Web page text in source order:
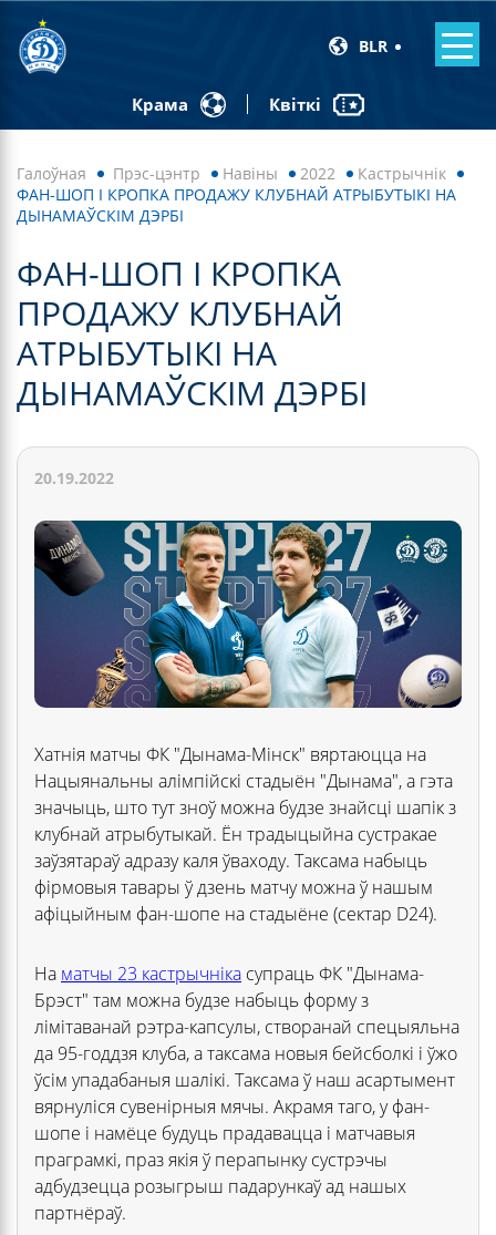
BLR
Крама Квіткі
Галоўная Прэс-цэнтр Навiны 2022
Кастрычнік
ФАН-ШОП І КРОПКА ПРОДАЖУ КЛУБНАЙ АТРЫБУТЫКІ НА
ДЫНАМАЎСКІМ ДЭРБІ
ФАН-ШОП І КРОПКА
ПРОДАЖУ КЛУБНАЙ
АТРЫБУТЫКІ НА
ДЫНАМАЎСКІМ ДЭРБІ
20.19.2022
Хатнія матчы ФК "Дынама-Мінск" вяртаюцца на
Нацыянальны алімпійскі стадыён "Дынама", а гэта
значыць, што тут зноў можна будзе знайсці шапік з
клубнай атрыбутыкай. Ён традыцыйна сустракае
заўзятараў адразу каля ўваходу. Таксама набыць
фірмовыя тавары ў дзень матчу можна ў нашым
афіцыйным фан-шопе на стадыёне (сектар D24).
На матчы 23 кастрычніка супраць ФК "Дынама-
Брэст" там можна будзе набыць форму з
лімітаванай рэтра-капсулы, створанай спецыяльна
да 95-годдзя клуба, а таксама новыя бейсболкі і ўжо
ўсім упадабаныя шалікі. Таксама ў наш асартымент
вярнуліся сувенірныя мячы. Акрамя таго, у фан-
шопе і намёце будуць прадавацца і матчавыя
праграмкі, праз якія ў перапынку сустрэчы
адбудзецца розыгрыш падарункаў ад нашых
партнёраў.